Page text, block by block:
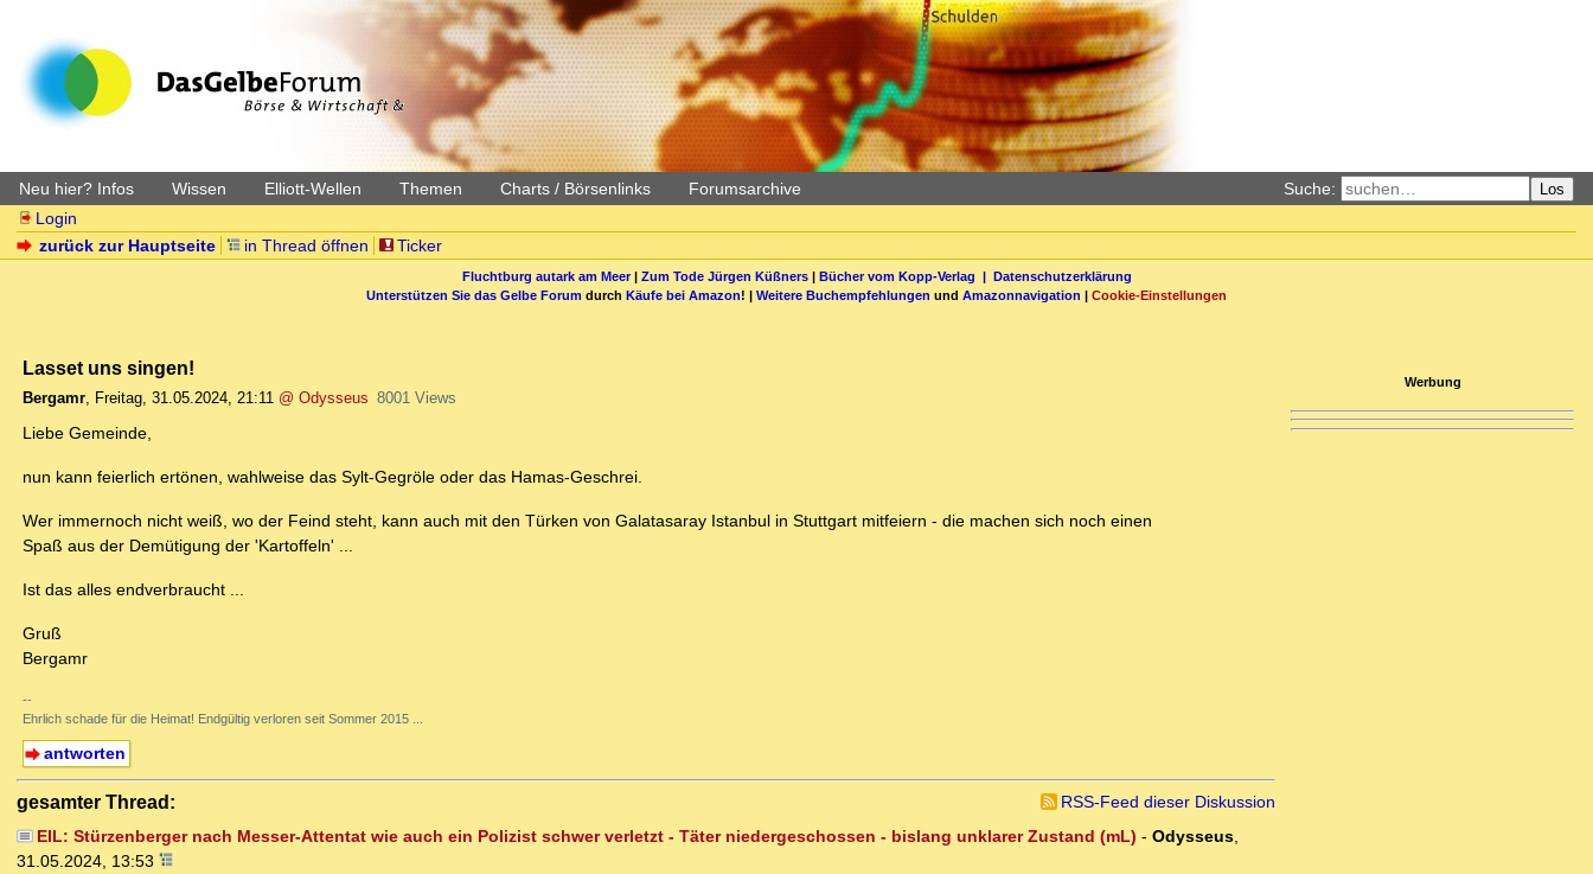
Neu hier? Infos Wissen Elliott-Wellen Themen Charts / Börsenlinks Forumsarchive Suche: Los
Login
zurück zur Hauptseite
in Thread öffnen Ticker
Fluchtburg autark am Meer| Zum Tode Jürgen Küßners| Bücher vom Kopp-Verlag | Datenschutzerklärung
Unterstützen Sie das Gelbe Forum durch Käufe bei Amazon! | Weitere Buchempfehlungen und Amazonnavigation | Cookie-Einstellungen
Lasset uns singen!
Bergamr, Freitag, 31.05.2024, 21:11 @ Odysseus 8001 Views
Liebe Gemeinde,
nun kann feierlich ertönen, wahlweise das Sylt-Gegröle oder das Hamas-Geschrei.
Wer immernoch nicht weiß, wo der Feind steht, kann auch mit den Türken von Galatasaray Istanbul in Stuttgart mitfeiern - die machen sich noch einen
Spaß aus der Demütigung der 'Kartoffeln' ...
Ist das alles endverbraucht ...
Gruß
Bergamr
--
Ehrlich schade für die Heimat! Endgültig verloren seit Sommer 2015 ...
antworten
gesamter Thread:
RSS-Feed dieser Diskussion
EIL: Stürzenberger nach Messer-Attentat wie auch ein Polizist schwer verletzt - Täter niedergeschossen - bislang unklarer Zustand (mL) - Odysseus,
31.05.2024, 13:53
Werbung